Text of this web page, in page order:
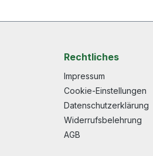
Rechtliches
Impressum
Cookie-Einstellungen
Datenschutzerklärung
Widerrufsbelehrung
AGB